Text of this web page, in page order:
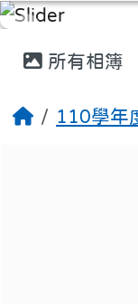
所有相簿
110學年